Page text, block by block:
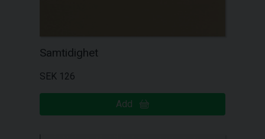
Samtidighet
SEK 126
Add